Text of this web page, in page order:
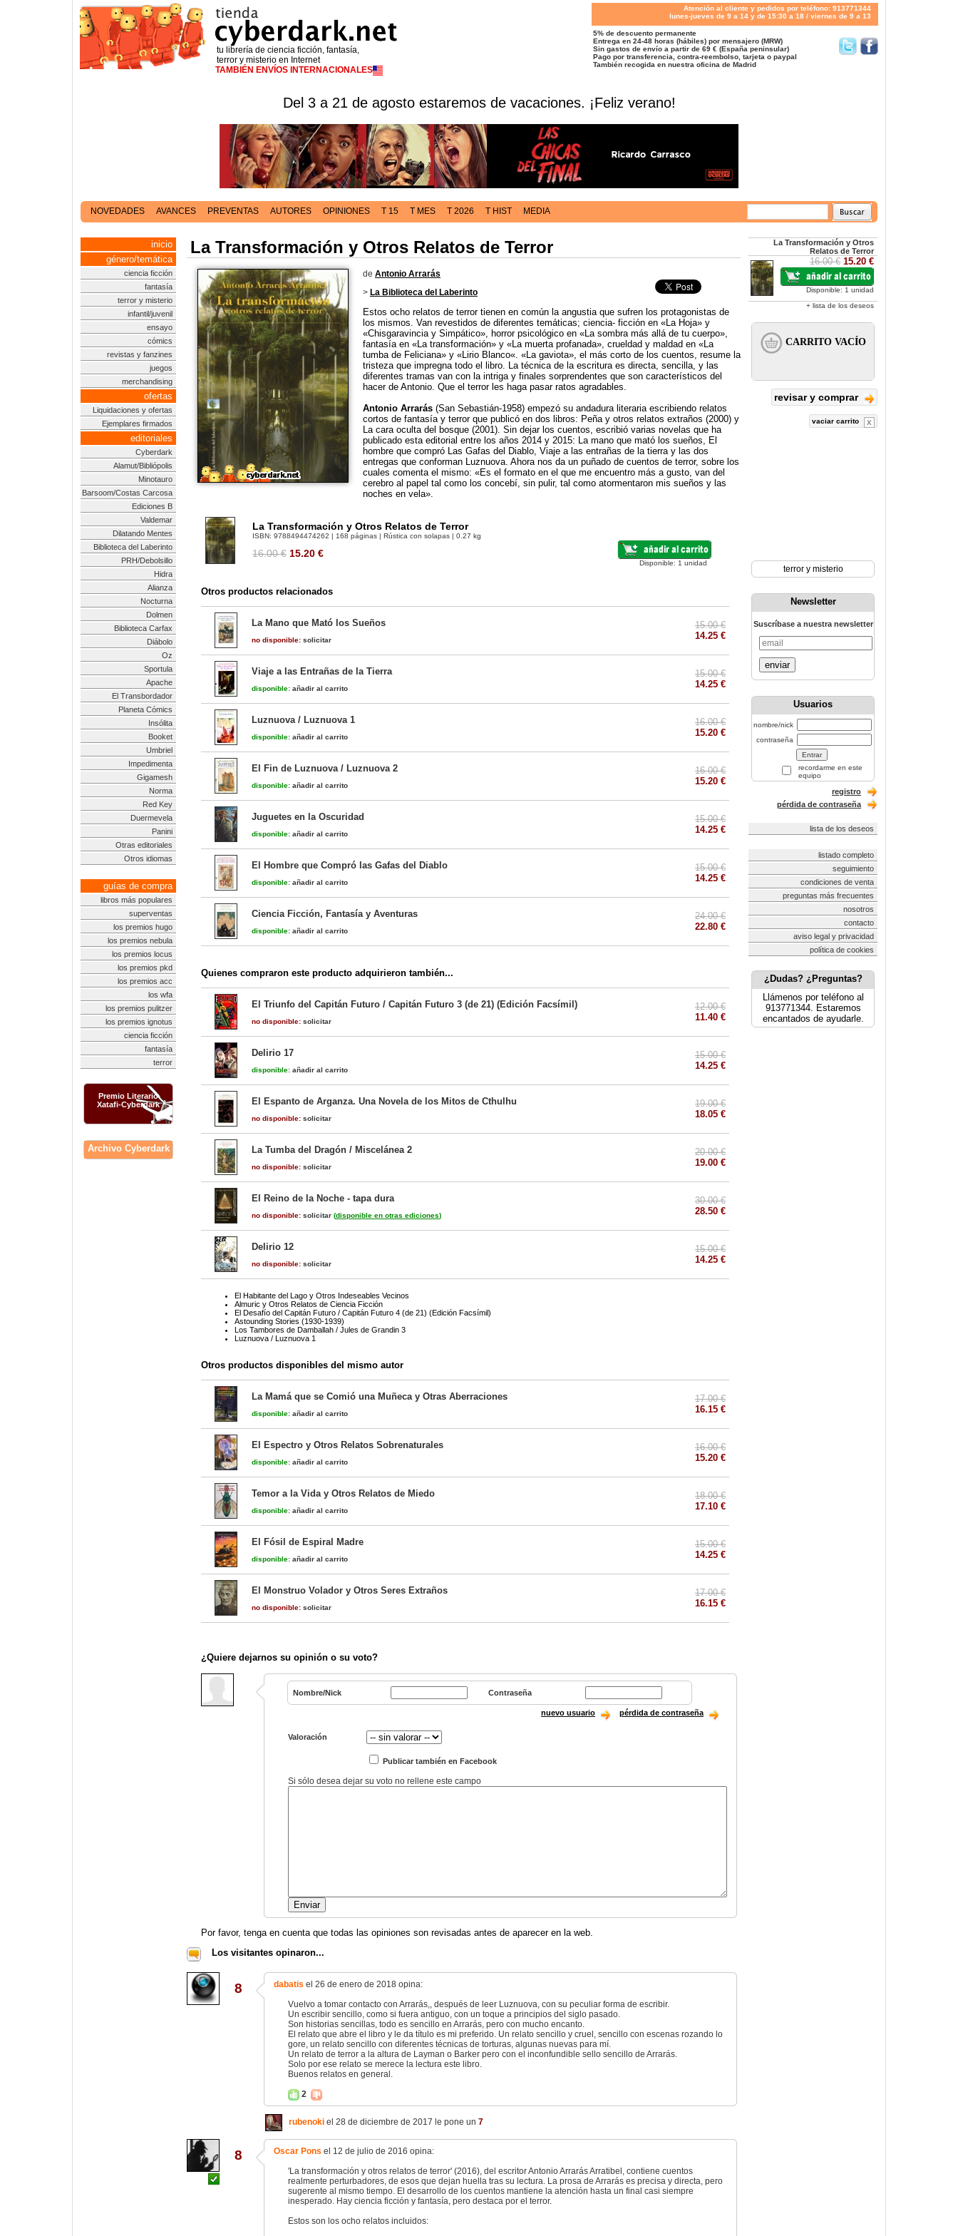
tu librería de ciencia ficción, fantasía,
terror y misterio en Internet
TAMBIÉN ENVÍOS INTERNACIONALES
Atención al cliente y pedidos por teléfono: 913771344
lunes-jueves de 9 a 14 y de 15:30 a 18 / viernes de 9 a 13
5% de descuento permanente
Entrega en 24-48 horas (hábiles) por mensajero (MRW)
Sin gastos de envío a partir de 69 € (España peninsular)
Pago por transferencia, contra-reembolso, tarjeta o paypal
También recogida en nuestra oficina de Madrid
Del 3 a 21 de agosto estaremos de vacaciones. ¡Feliz verano!
NOVEDADES AVANCES PREVENTAS AUTORES OPINIONES T 15 T MES T 2026 T HIST MEDIA
inicio
género/temática
ciencia ficción
fantasía
terror y misterio
infantil/juvenil
ensayo
cómics
revistas y fanzines
juegos
merchandising
ofertas
Liquidaciones y ofertas
Ejemplares firmados
editoriales
Cyberdark
Alamut/Bibliópolis
Minotauro
Barsoom/Costas Carcosa
Ediciones B
Valdemar
Dilatando Mentes
Biblioteca del Laberinto
PRH/Debolsillo
Hidra
Alianza
Nocturna
Dolmen
Biblioteca Carfax
Diábolo
Oz
Sportula
Apache
El Transbordador
Planeta Cómics
Insólita
Booket
Umbriel
Impedimenta
Gigamesh
Norma
Red Key
Duermevela
Panini
Otras editoriales
Otros idiomas
guías de compra
libros más populares
superventas
los premios hugo
los premios nebula
los premios locus
los premios pkd
los premios acc
los wfa
los premios pulitzer
los premios ignotus
ciencia ficción
fantasía
terror
Premio Literario
Xatafi-Cyberdark
Archivo Cyberdark
La Transformación y Otros Relatos de Terror
de Antonio Arrarás
> La Biblioteca del Laberinto
Estos ocho relatos de terror tienen en común la angustia que sufren los protagonistas de
los mismos. Van revestidos de diferentes temáticas; ciencia- ficción en «La Hoja» y
«Chisgaravincia y Simpático», horror psicológico en «La sombra más allá de tu cuerpo»,
fantasía en «La transformación» y «La muerta profanada», crueldad y maldad en «La
tumba de Feliciana» y «Lirio Blanco«. «La gaviota», el más corto de los cuentos, resume la
tristeza que impregna todo el libro. La técnica de la escritura es directa, sencilla, y las
diferentes tramas van con la intriga y finales sorprendentes que son característicos del
hacer de Antonio. Que el terror les haga pasar ratos agradables.
Antonio Arrarás (San Sebastián-1958) empezó su andadura literaria escribiendo relatos
cortos de fantasía y terror que publicó en dos libros: Peña y otros relatos extraños (2000) y
La cara oculta del bosque (2001). Sin dejar los cuentos, escribió varias novelas que ha
publicado esta editorial entre los años 2014 y 2015: La mano que mató los sueños, El
hombre que compró Las Gafas del Diablo, Viaje a las entrañas de la tierra y las dos
entregas que conforman Luznuova. Ahora nos da un puñado de cuentos de terror, sobre los
cuales comenta el mismo: «Es el formato en el que me encuentro más a gusto, van del
cerebro al papel tal como los concebí, sin pulir, tal como atormentaron mis sueños y las
noches en vela».
La Transformación y Otros Relatos de Terror
ISBN: 9788494474262 | 168 páginas | Rústica con solapas | 0.27 kg
16.00 € 15.20 €
Disponible: 1 unidad
Otros productos relacionados
La Mano que Mató los Sueños
no disponible: solicitar
15.00 €
14.25 €
Viaje a las Entrañas de la Tierra
disponible: añadir al carrito
15.00 €
14.25 €
Luznuova / Luznuova 1
disponible: añadir al carrito
16.00 €
15.20 €
El Fin de Luznuova / Luznuova 2
disponible: añadir al carrito
16.00 €
15.20 €
Juguetes en la Oscuridad
disponible: añadir al carrito
15.00 €
14.25 €
El Hombre que Compró las Gafas del Diablo
disponible: añadir al carrito
15.00 €
14.25 €
Ciencia Ficción, Fantasía y Aventuras
disponible: añadir al carrito
24.00 €
22.80 €
Quienes compraron este producto adquirieron también...
El Triunfo del Capitán Futuro / Capitán Futuro 3 (de 21) (Edición Facsímil)
no disponible: solicitar
12.00 €
11.40 €
Delirio 17
disponible: añadir al carrito
15.00 €
14.25 €
El Espanto de Arganza. Una Novela de los Mitos de Cthulhu
no disponible: solicitar
19.00 €
18.05 €
La Tumba del Dragón / Miscelánea 2
no disponible: solicitar
20.00 €
19.00 €
El Reino de la Noche - tapa dura
no disponible: solicitar (disponible en otras ediciones)
30.00 €
28.50 €
Delirio 12
no disponible: solicitar
15.00 €
14.25 €
El Habitante del Lago y Otros Indeseables Vecinos
Almuric y Otros Relatos de Ciencia Ficción
El Desafío del Capitán Futuro / Capitán Futuro 4 (de 21) (Edición Facsímil)
Astounding Stories (1930-1939)
Los Tambores de Damballah / Jules de Grandin 3
Luznuova / Luznuova 1
Otros productos disponibles del mismo autor
La Mamá que se Comió una Muñeca y Otras Aberraciones
disponible: añadir al carrito
17.00 €
16.15 €
El Espectro y Otros Relatos Sobrenaturales
disponible: añadir al carrito
16.00 €
15.20 €
Temor a la Vida y Otros Relatos de Miedo
disponible: añadir al carrito
18.00 €
17.10 €
El Fósil de Espiral Madre
disponible: añadir al carrito
15.00 €
14.25 €
El Monstruo Volador y Otros Seres Extraños
no disponible: solicitar
17.00 €
16.15 €
¿Quiere dejarnos su opinión o su voto?
Nombre/Nick Contraseña
nuevo usuario pérdida de contraseña
Valoración
Publicar también en Facebook
Si sólo desea dejar su voto no rellene este campo
Por favor, tenga en cuenta que todas las opiniones son revisadas antes de aparecer en la web.
Los visitantes opinaron...
8 dabatis el 26 de enero de 2018 opina:
Vuelvo a tomar contacto con Arrarás,, después de leer Luznuova, con su peculiar forma de escribir.
Un escribir sencillo, como si fuera antiguo, con un toque a principios del siglo pasado.
Son historias sencillas, todo es sencillo en Arrarás, pero con mucho encanto.
El relato que abre el libro y le da título es mi preferido. Un relato sencillo y cruel, sencillo con escenas rozando lo
gore, un relato sencillo con diferentes técnicas de torturas, algunas nuevas para mí.
Un relato de terror a la altura de Layman o Barker pero con el inconfundible sello sencillo de Arrarás.
Solo por ese relato se merece la lectura este libro.
Buenos relatos en general.
2
rubenoki el 28 de diciembre de 2017 le pone un 7
8 Oscar Pons el 12 de julio de 2016 opina:
'La transformación y otros relatos de terror' (2016), del escritor Antonio Arrarás Arratibel, contiene cuentos
realmente perturbadores, de esos que dejan huella tras su lectura. La prosa de Arrarás es precisa y directa, pero
sugerente al mismo tiempo. El desarrollo de los cuentos mantiene la atención hasta un final casi siempre
inesperado. Hay ciencia ficción y fantasía, pero destaca por el terror.
Estos son los ocho relatos incluidos:
La Transformación y Otros
Relatos de Terror
16.00 € 15.20 €
Disponible: 1 unidad
+ lista de los deseos
revisar y comprar
vaciar carrito
terror y misterio
Newsletter
Suscríbase a nuestra newsletter
enviar
Usuarios
nombre/nick
contraseña
recordarme en este
equipo
registro
pérdida de contraseña
lista de los deseos
listado completo
seguimiento
condiciones de venta
preguntas más frecuentes
nosotros
contacto
aviso legal y privacidad
política de cookies
¿Dudas? ¿Preguntas?
Llámenos por teléfono al
913771344. Estaremos
encantados de ayudarle.